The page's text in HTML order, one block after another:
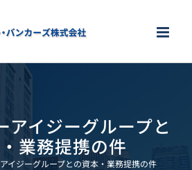
アイジーグループと
業務提携の件
イジーグループとの資本・業務提携の件